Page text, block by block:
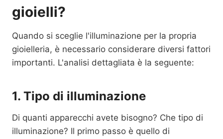
gioielli?
Quando si sceglie l'illuminazione per la propria
gioielleria, è necessario considerare diversi fattori
importanti. L'analisi dettagliata è la seguente:
1. Tipo di illuminazione
Di quanti apparecchi avete bisogno? Che tipo di
illuminazione? Il primo passo è quello di